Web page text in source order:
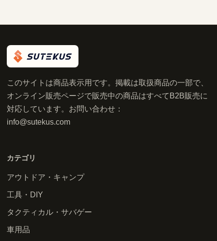
このサイトは商品表示用です。掲載は取扱商品の一部で、
オンライン販売ページで販売中の商品はすべてB2B販売に
対応しています。お問い合わせ：
info@sutekus.com
カテゴリ
アウトドア・キャンプ
工具・DIY
タクティカル・サバゲー
車用品